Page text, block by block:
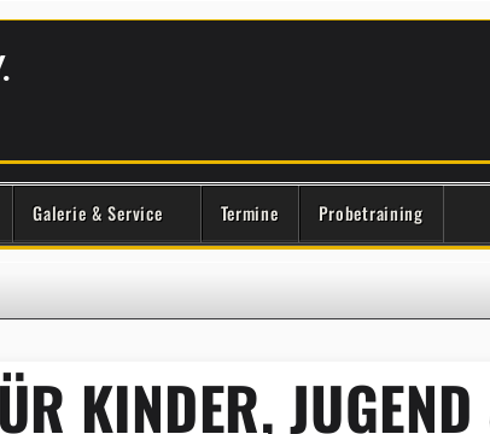
Galerie & Service Termine Probetraining
KINDER, JUGEND